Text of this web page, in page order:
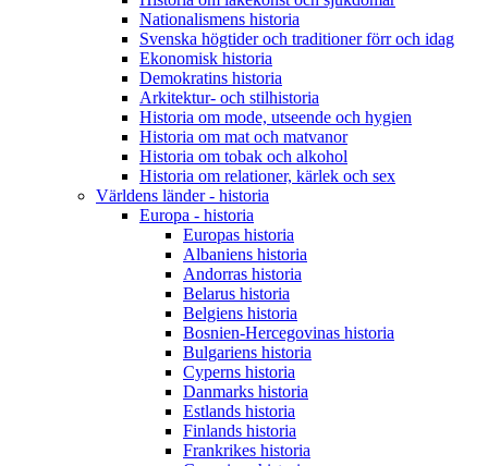
Nationalismens historia
Svenska högtider och traditioner förr och idag
Ekonomisk historia
Demokratins historia
Arkitektur- och stilhistoria
Historia om mode, utseende och hygien
Historia om mat och matvanor
Historia om tobak och alkohol
Historia om relationer, kärlek och sex
Världens länder - historia
Europa - historia
Europas historia
Albaniens historia
Andorras historia
Belarus historia
Belgiens historia
Bosnien-Hercegovinas historia
Bulgariens historia
Cyperns historia
Danmarks historia
Estlands historia
Finlands historia
Frankrikes historia